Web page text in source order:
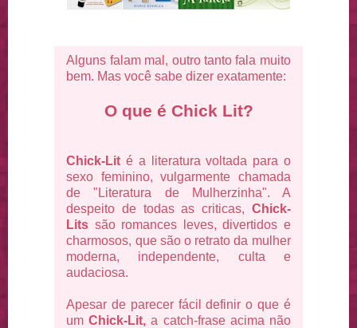
Alguns falam mal, outro tanto fala muito
bem. Mas você sabe dizer exatamente:
O que é Chick Lit?
Chick-Lit é a literatura voltada para o
sexo feminino, vulgarmente chamada
de "Literatura de Mulherzinha". A
despeito de todas as criticas, Chick-
Lits são romances leves, divertidos e
charmosos, que são o retrato da mulher
moderna, independente, culta e
audaciosa.
Apesar de parecer fácil definir o que é
umChick-Lit, a catch-frase acima não